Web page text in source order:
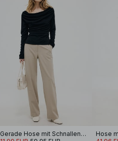
Gerade Hose mit Schnallendetail